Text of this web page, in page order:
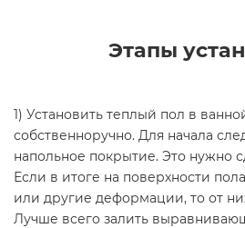
Этапы
1) Установить теплый пол в
собственноручно. Для начала
напольное покрытие. Это нужно
Если в итоге на поверхности
или другие деформации, то от
Лучше всего залить